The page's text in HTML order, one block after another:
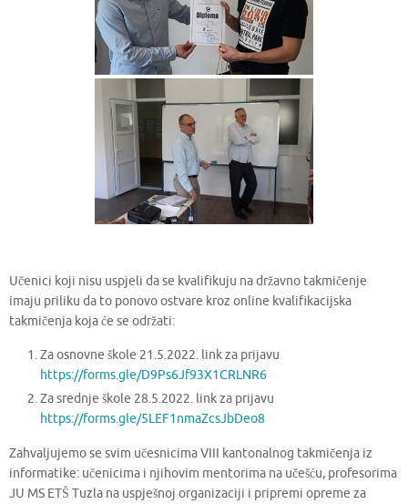
Učenici koji nisu uspjeli da se kvalifikuju na državno takmičenje
imaju priliku da to ponovo ostvare kroz online kvalifikacijska
takmičenja koja će se održati:
Za osnovne škole 21.5.2022. link za prijavu
https://forms.gle/D9Ps6Jf93X1CRLNR6
Za srednje škole 28.5.2022. link za prijavu
https://forms.gle/5LEF1nmaZcsJbDeo8
Zahvaljujemo se svim učesnicima VIII kantonalnog takmičenja iz
informatike: učenicima i njihovim mentorima na učešću, profesorima
JU MS ETŠ Tuzla na uspješnoj organizaciji i pripremi opreme za